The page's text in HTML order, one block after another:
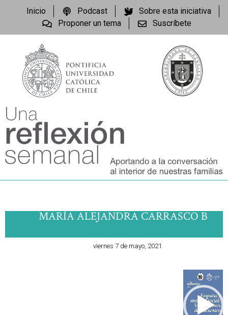
Inicio Podcast
Sobre esta iniciativa
Proponer un tema
Suscríbete
MARÍA ALEJANDRA CARRASCO B
viernes 7 de mayo, 2021
de
vídeo